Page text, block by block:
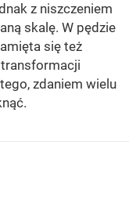
z niszczeniem
skalę. W pędzie
się też
transformacji
zdaniem wielu